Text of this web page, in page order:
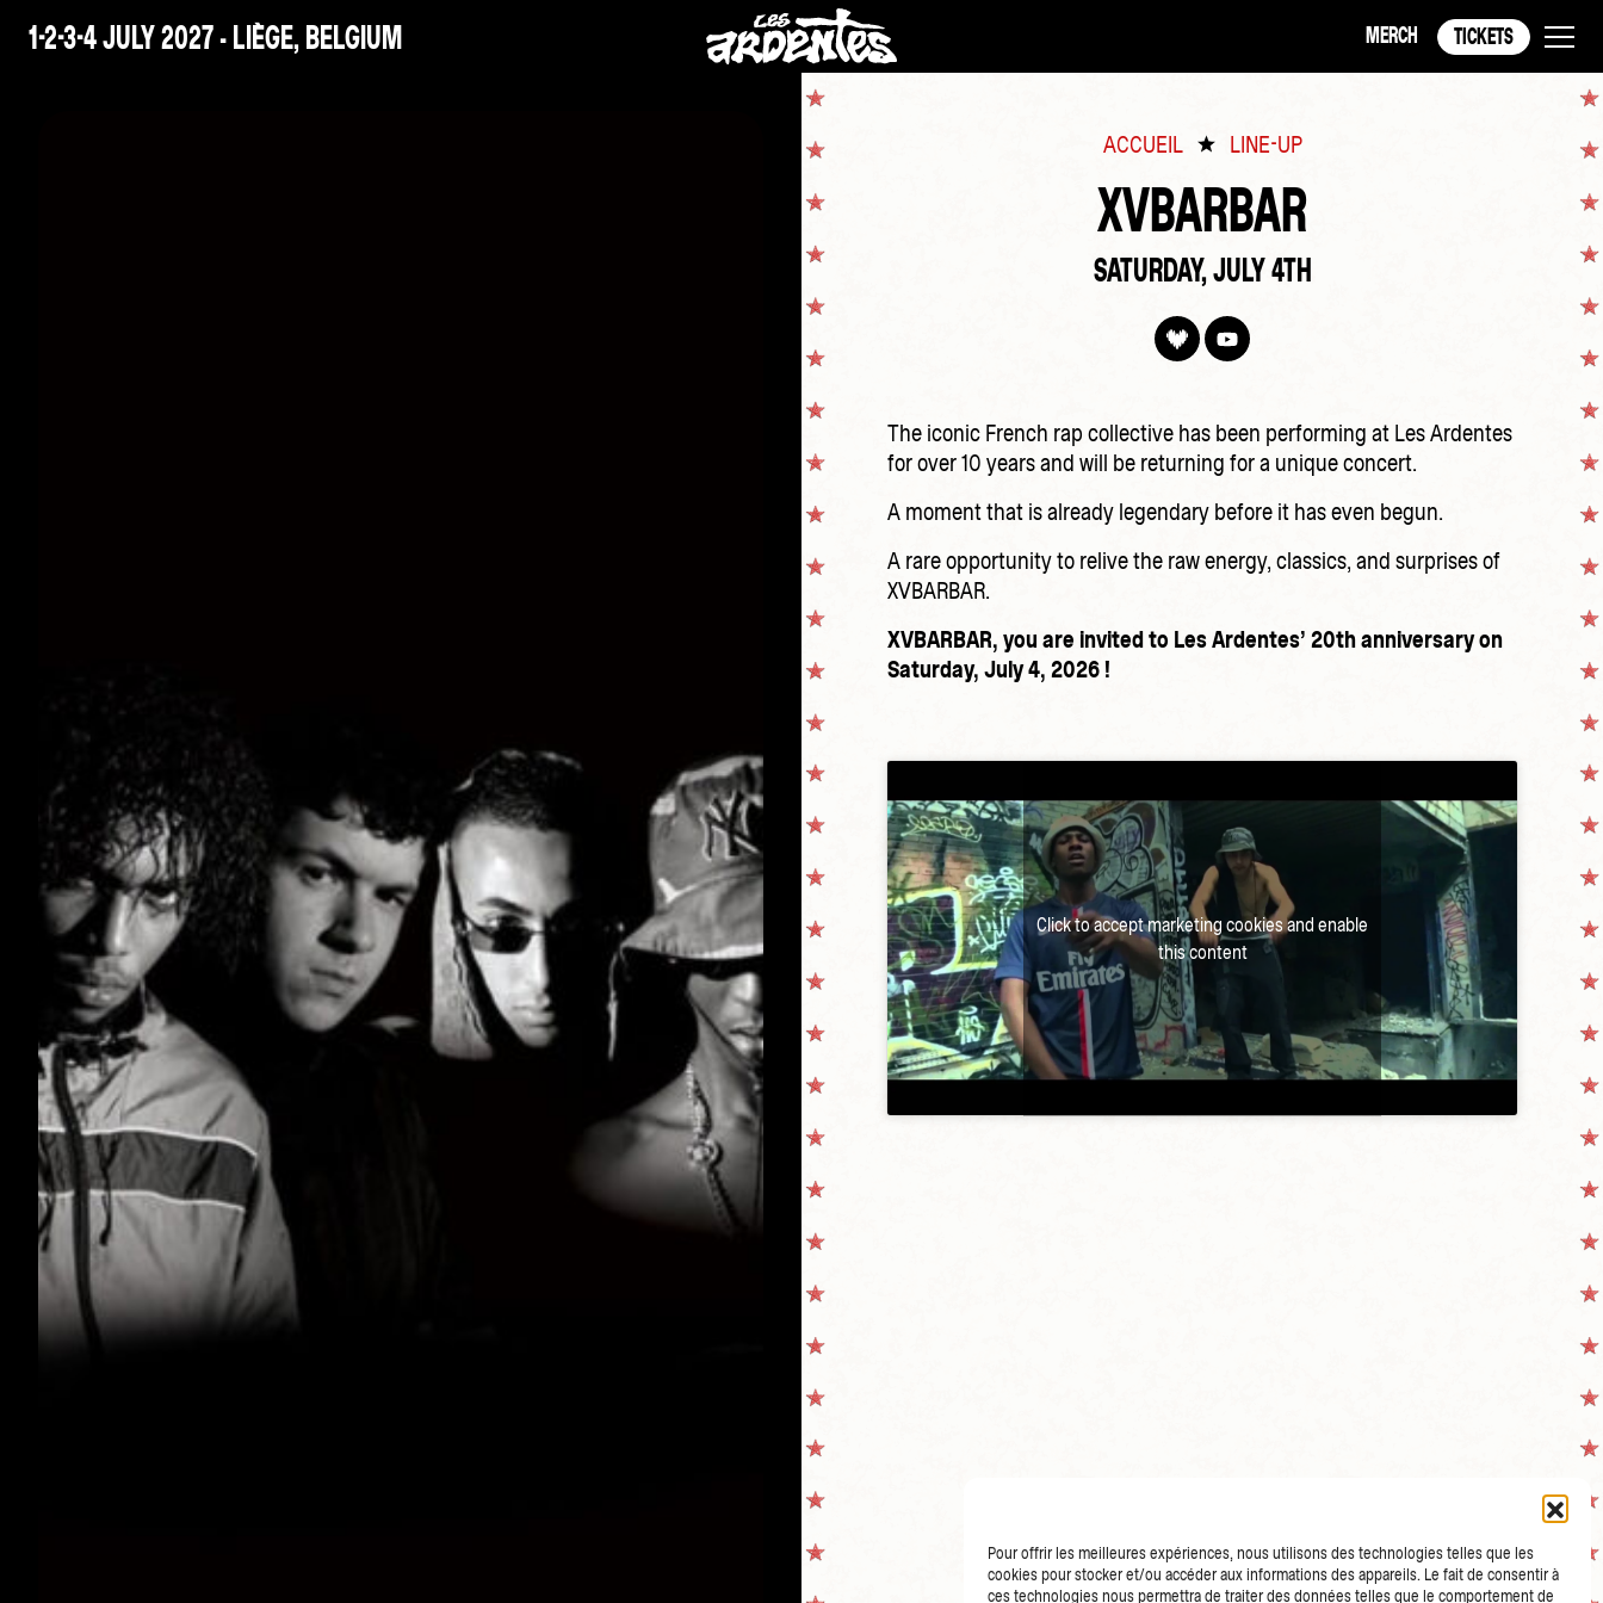
Pour offrir les meilleures expériences, nous utilisons des technologies telles que les
cookies pour stocker et/ou accéder aux informations des appareils. Le fait de consentir à
ces technologies nous permettra de traiter des données telles que le comportement de
1-2-3-4 JULY 2027 - LIÈGE, BELGIUM MERCH TICKETS
ACCUEIL LINE-UP
XVBARBAR
SATURDAY, JULY 4TH
The iconic French rap collective has been performing at Les Ardentes
for over 10 years and will be returning for a unique concert.
A moment that is already legendary before it has even begun.
A rare opportunity to relive the raw energy, classics, and surprises of
XVBARBAR.
XVBARBAR, you are invited to Les Ardentes’ 20th anniversary on
Saturday, July 4, 2026 !
Click to accept marketing cookies and enable
this content